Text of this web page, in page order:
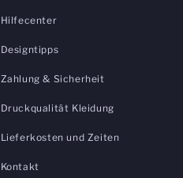
Hilfecenter
Designtipps
Zahlung & Sicherheit
Druckqualität Kleidung
Lieferkosten und Zeiten
Kontakt